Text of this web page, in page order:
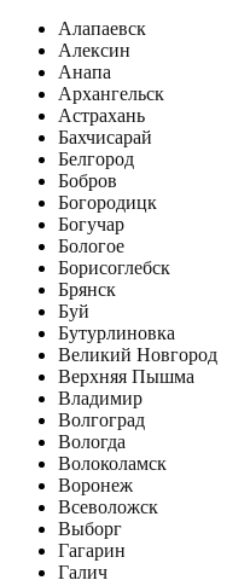
Алапаевск
Алексин
Анапа
Архангельск
Астрахань
Бахчисарай
Белгород
Бобров
Богородицк
Богучар
Бологое
Борисоглебск
Брянск
Буй
Бутурлиновка
Великий Новгород
Верхняя Пышма
Владимир
Волгоград
Вологда
Волоколамск
Воронеж
Всеволожск
Выборг
Гагарин
Галич